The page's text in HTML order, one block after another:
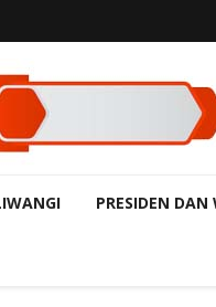
PRESIDEN DAN